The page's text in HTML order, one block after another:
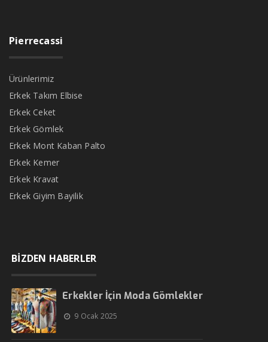
Pierrecassi
Ürünlerimiz
Erkek Takım Elbise
Erkek Ceket
Erkek Gömlek
Erkek Mont Kaban Palto
Erkek Kemer
Erkek Kravat
Erkek Giyim Bayilik
BİZDEN HABERLER
Erkekler İçin Moda Gömlekler
9 Ocak 2025